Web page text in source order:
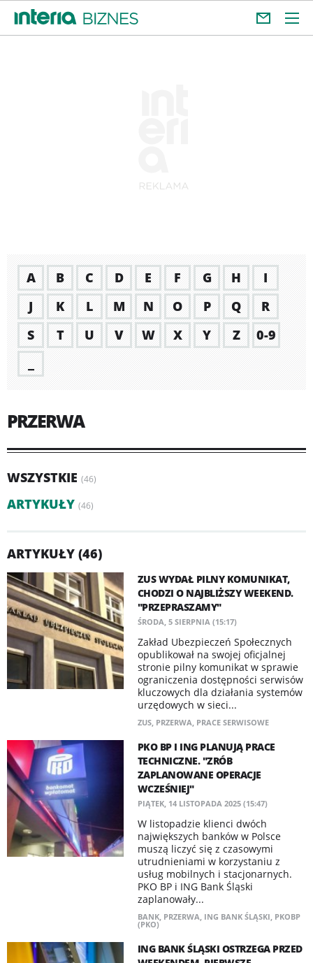
A B C D E F G H
I
J
K L M N O P Q
R
S
T U V W X Y Z
0-9
PRZERWA
WSZYSTKIE (46)
ARTYKUŁY (46)
ARTYKUŁY (46)
ZUS WYDAŁ PILNY KOMUNIKAT,
CHODZI O NAJBLIŻSZY WEEKEND.
"PRZEPRASZAMY"
ŚRODA, 5 SIERPNIA (15:17)
Zakład Ubezpieczeń Społecznych
opublikował na swojej oficjalnej
stronie pilny komunikat w sprawie
ograniczenia dostępności serwisów
kluczowych dla działania systemów
urzędowych w sieci...
ZUS, PRZERWA, PRACE SERWISOWE
PKO BP I ING PLANUJĄ PRACE
TECHNICZNE. "ZRÓB
ZAPLANOWANE OPERACJE
WCZEŚNIEJ"
PIĄTEK, 14 LISTOPADA 2025 (15:47)
W listopadzie klienci dwóch
największych banków w Polsce
muszą liczyć się z czasowymi
utrudnieniami w korzystaniu z
usług mobilnych i stacjonarnych.
PKO BP i ING Bank Śląski
zaplanowały...
BANK, PRZERWA, ING BANK ŚLĄSKI, PKOBP
(PKO)
ING BANK ŚLĄSKI OSTRZEGA PRZED